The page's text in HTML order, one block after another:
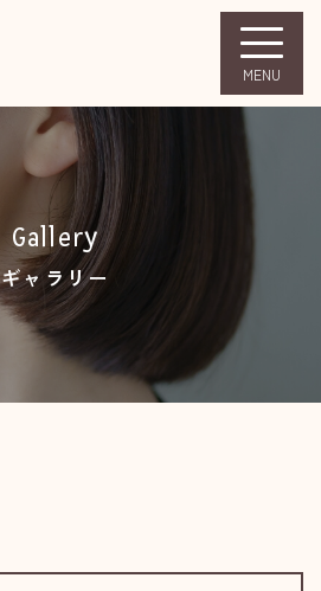
MENU
Gallery
ギャラリー